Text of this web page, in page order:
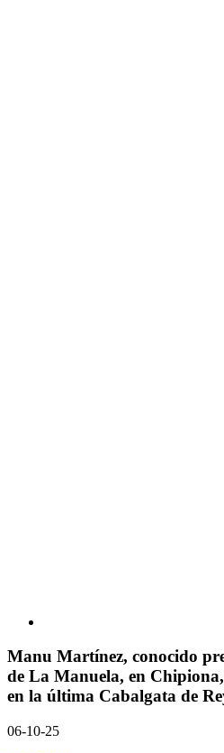
Manu Martínez, conocido
de La Manuela, en
en la última Cabalgata de
06-10-25